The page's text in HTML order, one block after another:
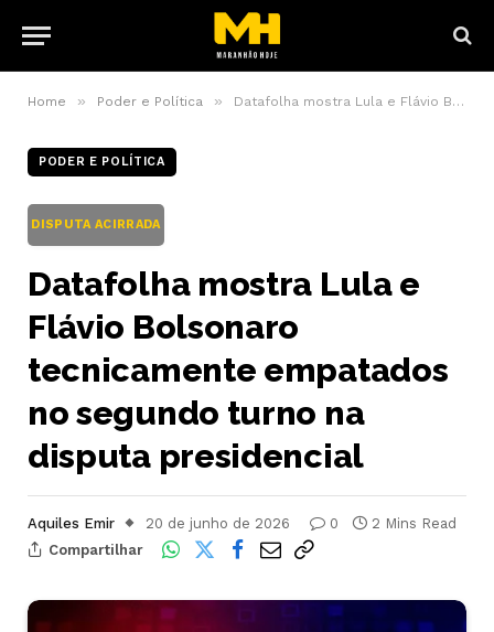
Home » Poder e Política » Datafolha mostra Lula e Flávio Bolsonaro tecnicamente empatados no segundo turno na disputa presidencial
PODER E POLÍTICA
DISPUTA ACIRRADA
Datafolha mostra Lula e
Flávio Bolsonaro
tecnicamente empatados
no segundo turno na
disputa presidencial
Aquiles Emir 20 de junho de 2026 0
2 Mins Read
Compartilhar